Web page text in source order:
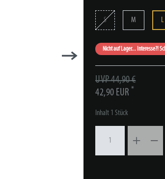
S M L
Nicht auf Lager... Interesse?!
UVP 44,90 €
42,90 EUR *
Inhalt 1 Stück